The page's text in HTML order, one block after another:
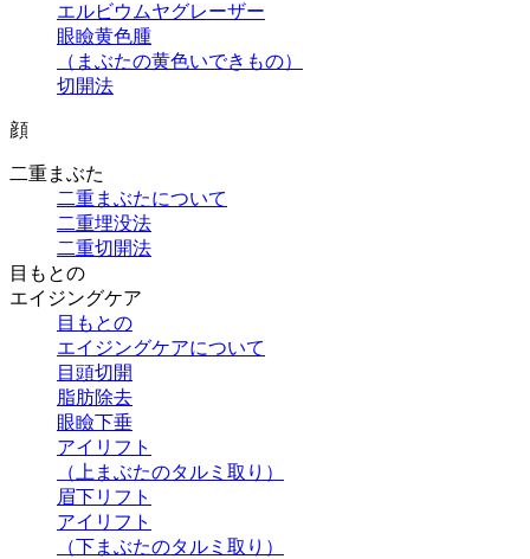
エルビウムヤグレーザー
眼瞼黄色腫
（まぶたの黄色いできもの）
切開法
顔
二重まぶた
二重まぶたについて
二重埋没法
二重切開法
目もとの
エイジングケア
目もとの
エイジングケアについて
目頭切開
脂肪除去
眼瞼下垂
アイリフト
（上まぶたのタルミ取り）
眉下リフト
アイリフト
（下まぶたのタルミ取り）